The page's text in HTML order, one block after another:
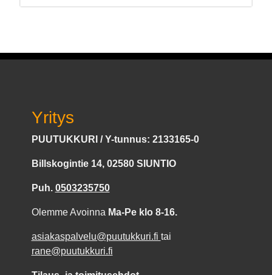
Yritys
PUUTUKKURI / Y-tunnus: 2133165-0
Billskogintie 14, 02580 SIUNTIO
Puh. 0503235750
Olemme Avoinna Ma-Pe klo 8-16.
asiakaspalvelu@puutukkuri.fi tai
rane@puutukkuri.fi